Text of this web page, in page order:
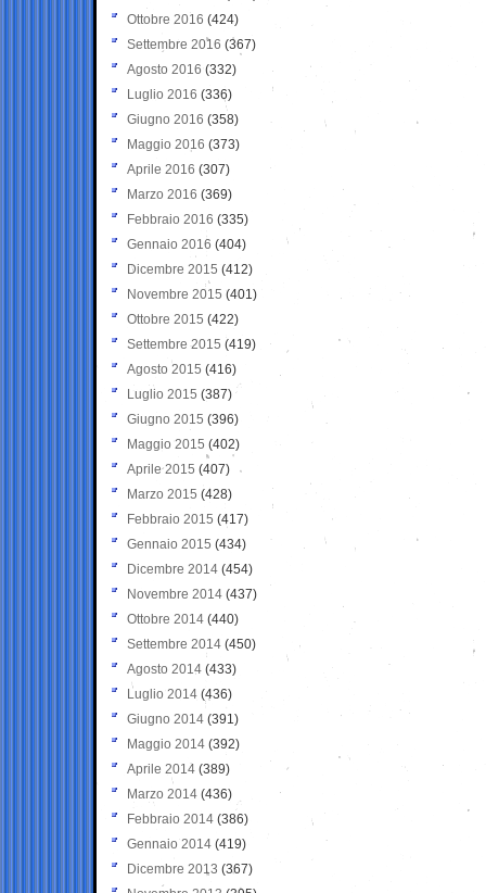
Ottobre 2016 (424)
Settembre 2016 (367)
Agosto 2016 (332)
Luglio 2016 (336)
Giugno 2016 (358)
Maggio 2016 (373)
Aprile 2016 (307)
Marzo 2016 (369)
Febbraio 2016 (335)
Gennaio 2016 (404)
Dicembre 2015 (412)
Novembre 2015 (401)
Ottobre 2015 (422)
Settembre 2015 (419)
Agosto 2015 (416)
Luglio 2015 (387)
Giugno 2015 (396)
Maggio 2015 (402)
Aprile 2015 (407)
Marzo 2015 (428)
Febbraio 2015 (417)
Gennaio 2015 (434)
Dicembre 2014 (454)
Novembre 2014 (437)
Ottobre 2014 (440)
Settembre 2014 (450)
Agosto 2014 (433)
Luglio 2014 (436)
Giugno 2014 (391)
Maggio 2014 (392)
Aprile 2014 (389)
Marzo 2014 (436)
Febbraio 2014 (386)
Gennaio 2014 (419)
Dicembre 2013 (367)